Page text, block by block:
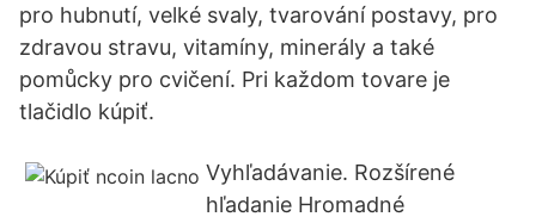
pro hubnutí, velké svaly, tvarování postavy, pro
zdravou stravu, vitamíny, minerály a také
pomůcky pro cvičení. Pri každom tovare je
tlačidlo kúpiť.
Vyhľadávanie. Rozšírené
hľadanie Hromadné